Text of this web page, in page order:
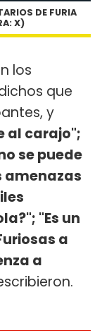
DE FURIA
X)
los
que
y
al carajo";
se puede
amenazas
"Es un
a
a